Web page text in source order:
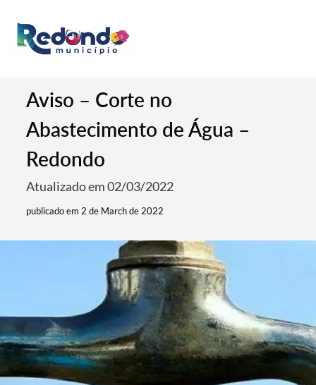
Aviso – Corte no
Abastecimento de Água –
Redondo
Atualizado em 02/03/2022
publicado em 2 de March de 2022